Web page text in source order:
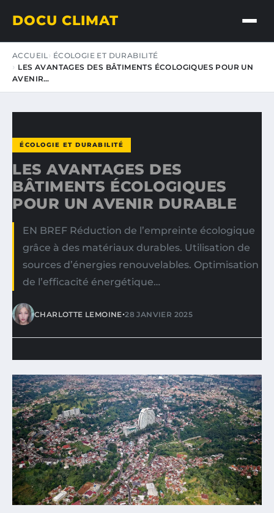
DOCU CLIMAT
ACCUEIL
ÉCOLOGIE ET DURABILITÉ
LES AVANTAGES DES BÂTIMENTS ÉCOLOGIQUES POUR UN
AVENIR…
ÉCOLOGIE ET DURABILITÉ
LES AVANTAGES DES
BÂTIMENTS ÉCOLOGIQUES
POUR UN AVENIR DURABLE
EN BREF Réduction de l’empreinte écologique
grâce à des matériaux durables. Utilisation de
sources d’énergies renouvelables. Optimisation
de l’efficacité énergétique…
CHARLOTTE LEMOINE•28 JANVIER 2025